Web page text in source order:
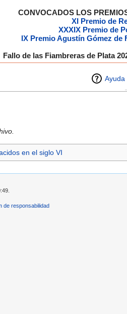
CONVOCADOS LOS
XI Premio de
XXXIX Premio de
IX Premio Agustín Gómez de
Fallo de las Fiambreras de Plata
Ayuda
en el siglo VI
de responsabilidad